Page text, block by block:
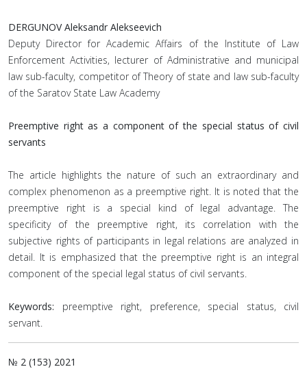
DERGUNOV Aleksandr Alekseevich
Deputy Director for Academic Affairs of the Institute of Law
Enforcement Activities, lecturer of Administrative and municipal
law sub-faculty, competitor of Theory of state and law sub-faculty
of the Saratov State Law Academy
Preemptive right as a component of the special status of civil
servants
The article highlights the nature of such an extraordinary and
complex phenomenon as a preemptive right. It is noted that the
preemptive right is a special kind of legal advantage. The
specificity of the preemptive right, its correlation with the
subjective rights of participants in legal relations are analyzed in
detail. It is emphasized that the preemptive right is an integral
component of the special legal status of civil servants.
Keywords: preemptive right, preference, special status, civil
servant.
№ 2 (153) 2021